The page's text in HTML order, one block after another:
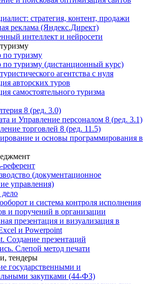
стратегия, контент, продажи
реклама (Яндекс.Директ)
интеллект и нейросети
туризму
туризму (дистанционный курс)
агентства с нуля
авторских туров
самостоятельного туризма
8 (ред. 3.0)
и Управление персоналом 8 (ред. 3.1)
торговлей 8 (ред. 11.5)
и основы программирования в
референт
(документационное
управления)
и система контроля исполнения
и поручений в организации
презентация и визуализация в
и Powerpoint
Создание презентаций
Слепой метод печати
тендеры
государственными и
закупками (44-ФЗ)